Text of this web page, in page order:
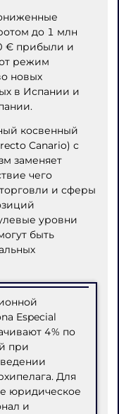
до 1 млн
€ прибыли и
режим
новых
в Испании и
косвенный
Canario) с
заменяет
чего
и сферы
уровни
быть
Especial
4% по
при
Для
юридическое
и